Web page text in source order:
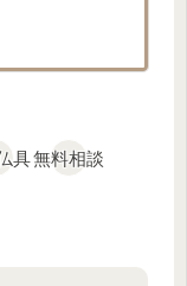
具無料相談